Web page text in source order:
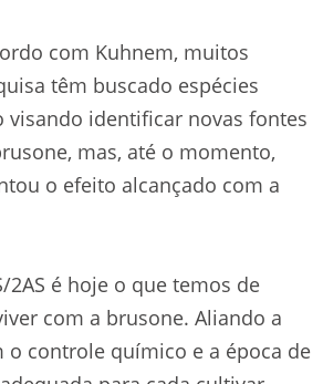
com Kuhnem, muitos
têm buscado espécies
visando identificar novas fontes
mas, até o momento,
o efeito alcançado com a
2AS é hoje o que temos de
com a brusone. Aliando a
o controle químico e a época de